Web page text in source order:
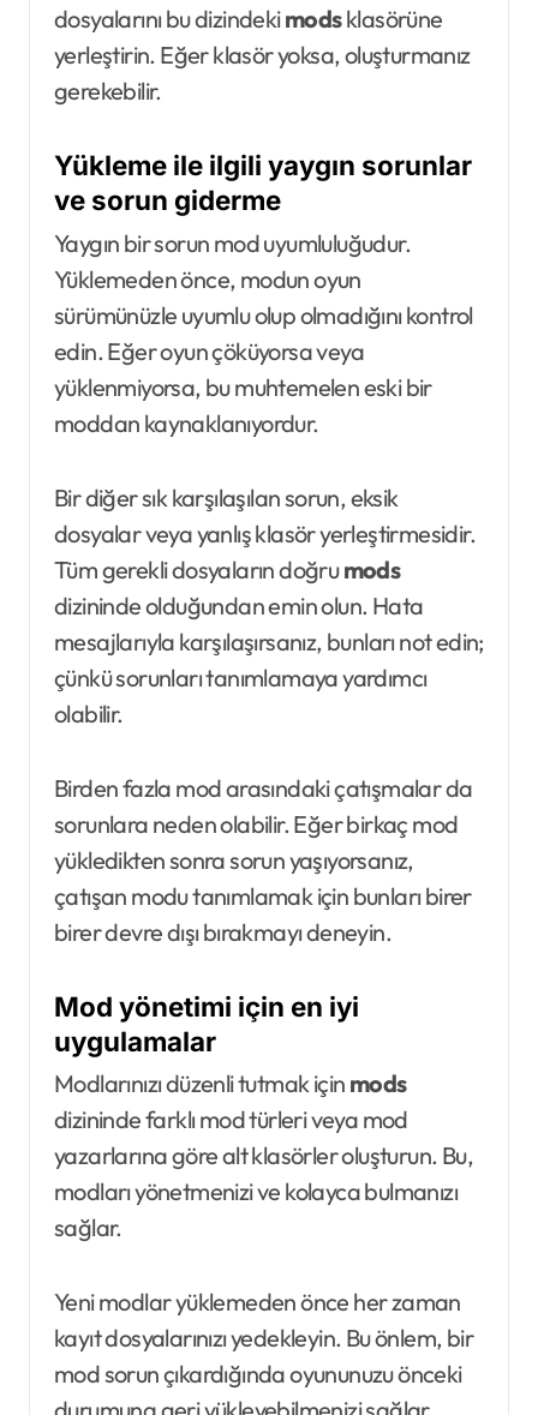
dosyalarını bu dizindekimodsklasörüne
yerleştirin. Eğer klasör yoksa, oluşturmanız
gerekebilir.
Yükleme ile ilgili yaygın sorunlar
ve sorun giderme
Yaygın bir sorun mod uyumluluğudur.
Yüklemeden önce, modun oyun
sürümünüzle uyumlu olup olmadığını kontrol
edin. Eğer oyun çöküyorsa veya
yüklenmiyorsa, bu muhtemelen eski bir
moddan kaynaklanıyordur.
Bir diğer sık karşılaşılan sorun, eksik
dosyalar veya yanlış klasör yerleştirmesidir.
Tüm gerekli dosyaların doğrumods
dizininde olduğundan emin olun. Hata
mesajlarıyla karşılaşırsanız, bunları not edin;
çünkü sorunları tanımlamaya yardımcı
olabilir.
Birden fazla mod arasındaki çatışmalar da
sorunlara neden olabilir. Eğer birkaç mod
yükledikten sonra sorun yaşıyorsanız,
çatışan modu tanımlamak için bunları birer
birer devre dışı bırakmayı deneyin.
Mod yönetimi için en iyi
uygulamalar
Modlarınızı düzenli tutmak için mods
dizininde farklı mod türleri veya mod
yazarlarına göre alt klasörler oluşturun. Bu,
modları yönetmenizi ve kolayca bulmanızı
sağlar.
Yeni modlar yüklemeden önce her zaman
kayıt dosyalarınızı yedekleyin. Bu önlem, bir
mod sorun çıkardığında oyununuzu önceki